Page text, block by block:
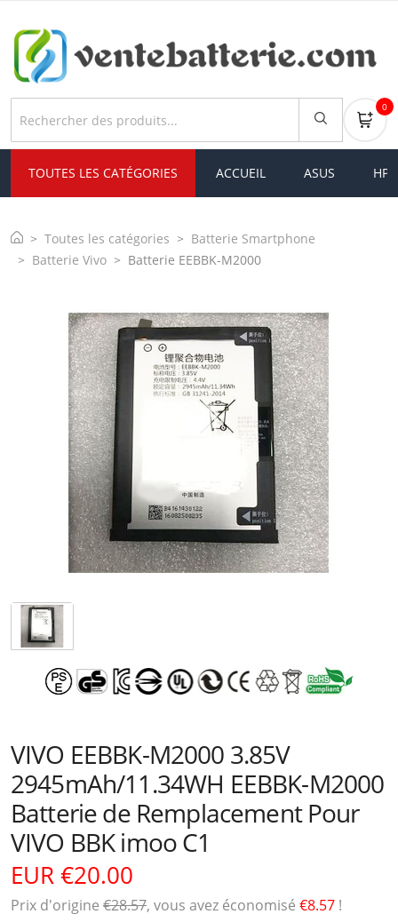
0
TOUTES LES CATÉGORIES ACCUEIL ASUS HP
Toutes les catégories
Batterie Smartphone
Batterie Vivo
Batterie EEBBK-M2000
VIVO EEBBK-M2000 3.85V
2945mAh/11.34WH EEBBK-M2000
Batterie de Remplacement Pour
VIVO BBK imoo C1
EUR €20.00
Prix ​​d'origine €28.57, vous avez économisé €8.57 !